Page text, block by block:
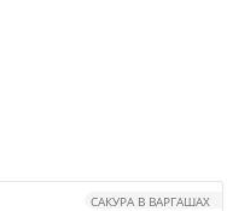
САКУРА В ВАРГАШАХ